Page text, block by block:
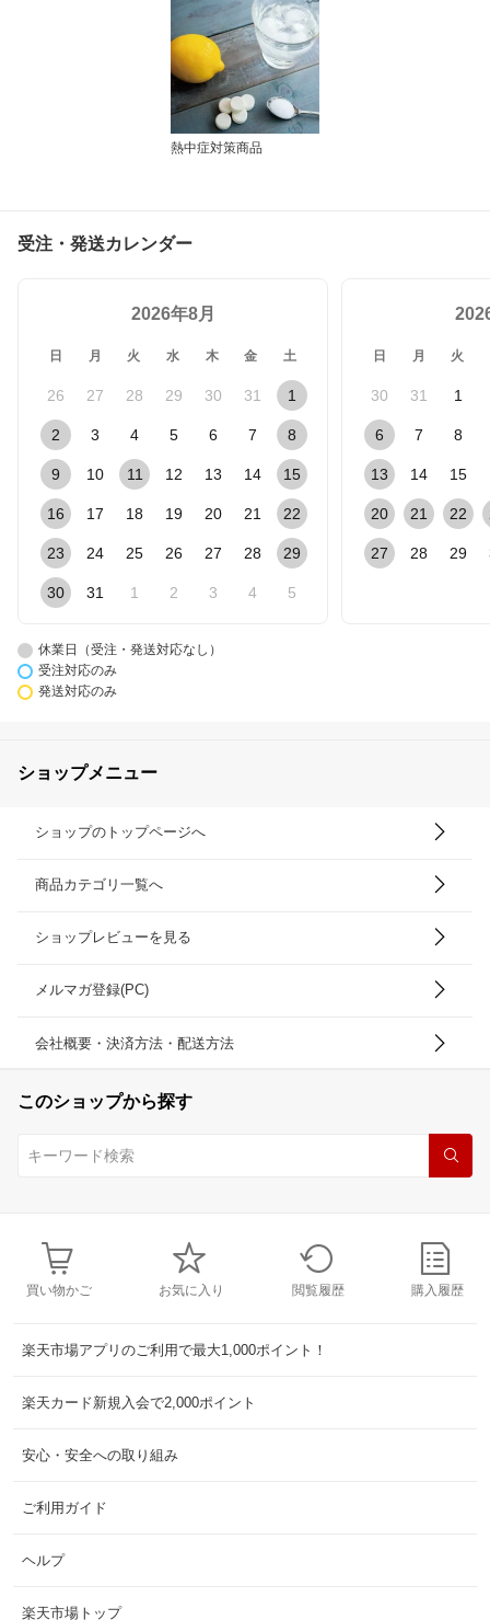
熱中症対策商品
受注・発送カレンダー
2026年8月
日 月 火 水 木 金 土
26 27 28 29 30 31 1
2 3 4 5 6 7 8
9 10 11 12 13 14 15
16 17 18 19 20 21 22
23 24 25 26 27 28 29
30 31 1 2 3 4 5
日 月 火
30 31 1
6 7 8
13 14 15
20 21 22
27 28 29
休業日（受注・発送対応なし）
受注対応のみ
発送対応のみ
ショップメニュー
ショップのトップページへ
商品カテゴリ一覧へ
ショップレビューを見る
メルマガ登録(PC)
会社概要・決済方法・配送方法
このショップから探す
買い物かご お気に入り 閲覧履歴 購入履歴
楽天市場アプリのご利用で最大1,000ポイント！
楽天カード新規入会で2,000ポイント
安心・安全への取り組み
ご利用ガイド
ヘルプ
楽天市場トップ